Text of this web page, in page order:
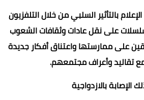
بالتأثير السلبي من خلال التلفزيون
على نقل عادات وثقافات الشعوب
على ممارستها واعتناق أفكار جديدة
تقاليد وأعراف مجتمعهم.
الإصابة بالازدواجية